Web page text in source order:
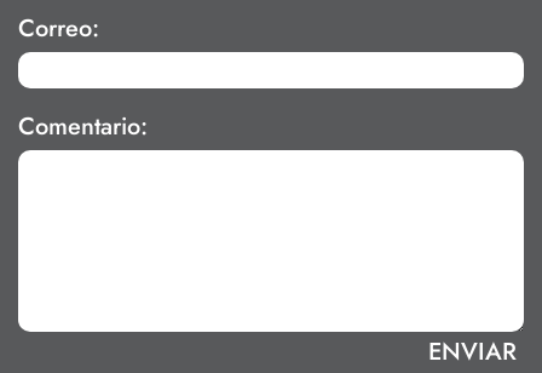
Correo:
Comentario: